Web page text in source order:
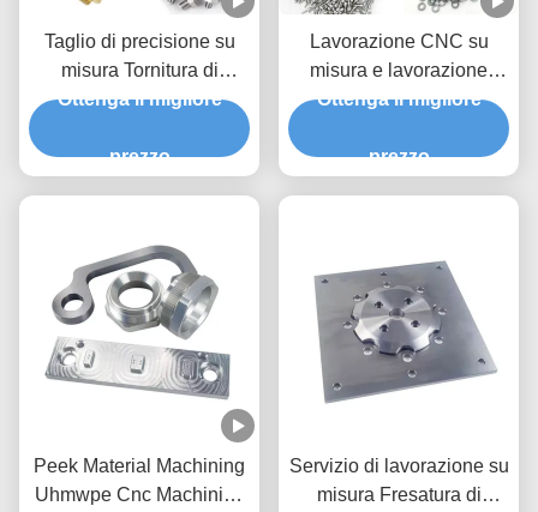
Taglio di precisione su
misura Tornitura di
metallo 5052 Fresatura di
Ottenga il migliore
prezzo
Lavorazione CNC su
misura e lavorazione
anodizzata
Ottenga il migliore
prezzo
Peek Material Machining
Uhmwpe Cnc Machining
Servizio di lavorazione su
misura Fresatura di